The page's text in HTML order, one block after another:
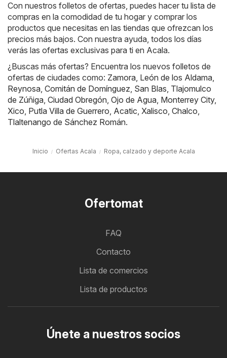
Con nuestros folletos de ofertas, puedes hacer tu lista de
compras en la comodidad de tu hogar y comprar los
productos que necesitas en las tiendas que ofrezcan los
precios más bajos. Con nuestra ayuda, todos los días
verás las ofertas exclusivas para ti en Acala.
¿Buscas más ofertas? Encuentra los nuevos folletos de
ofertas de ciudades como: Zamora, León de los Aldama,
Reynosa, Comitán de Domínguez, San Blas, Tlajomulco
de Zúñiga, Ciudad Obregón, Ojo de Agua, Monterrey City,
Xico, Putla Villa de Guerrero, Acatic, Xalisco, Chalco,
Tlaltenango de Sánchez Román.
Inicio Ofertas Acala Ropa, calzado y deporte Acala
Ofertomat
FAQ
Contacto
Lista de comercios
Lista de productos
Únete a nuestros socios